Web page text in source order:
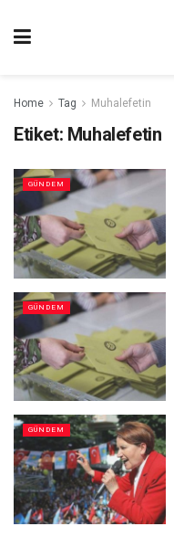
Home Tag Muhalefetin
Etiket: Muhalefetin
GÜNDEM
GÜNDEM
GÜNDEM